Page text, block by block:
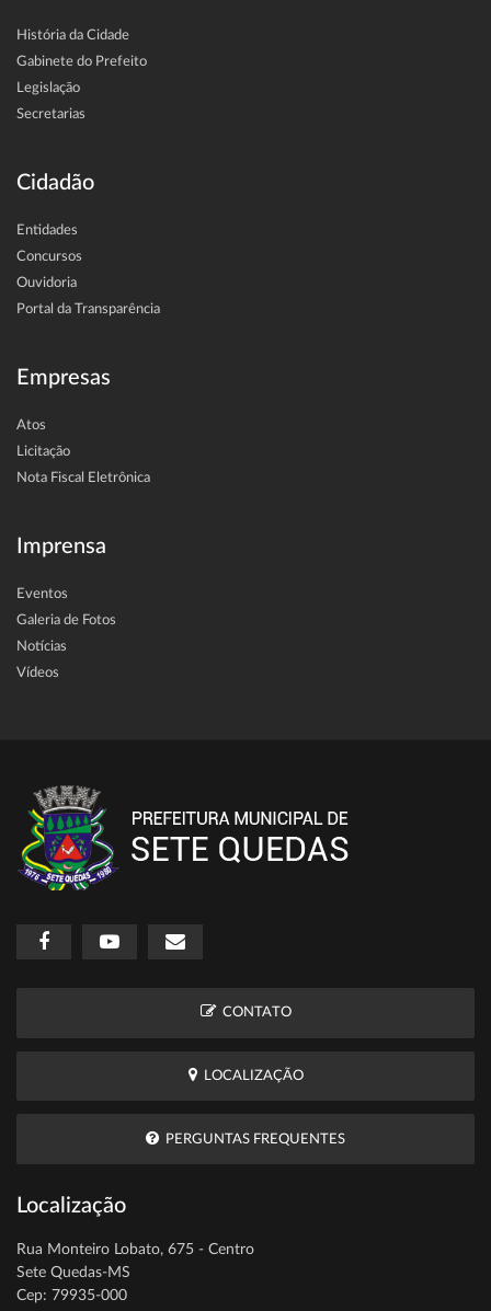
História da Cidade
Gabinete do Prefeito
Legislação
Secretarias
Cidadão
Entidades
Concursos
Ouvidoria
Portal da Transparência
Empresas
Atos
Licitação
Nota Fiscal Eletrônica
Imprensa
Eventos
Galeria de Fotos
Notícias
Vídeos
CONTATO
LOCALIZAÇÃO
PERGUNTAS FREQUENTES
Localização
Rua Monteiro Lobato, 675 - Centro
Sete Quedas-MS
Cep: 79935-000